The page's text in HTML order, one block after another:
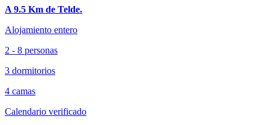
A 9.5 Km de Telde.
Alojamiento entero
2 - 8 personas
3 dormitorios
4 camas
Calendario verificado